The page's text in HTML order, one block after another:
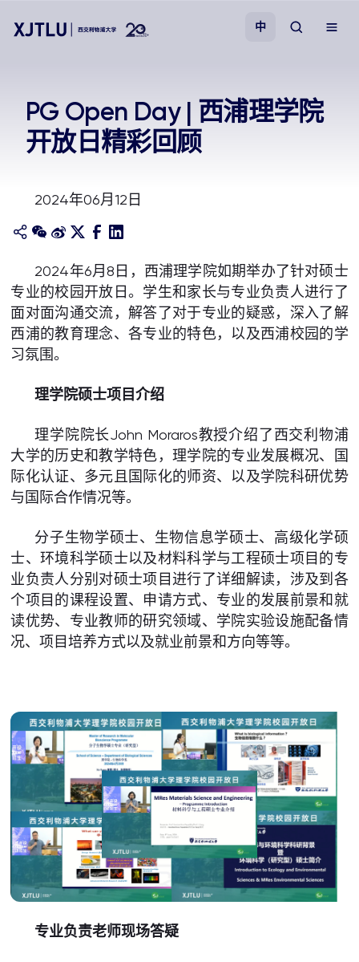
招生
学院
校园生活
关于我们
中
PG Open Day | 西浦理学院
开放日精彩回顾
2024年06月12日
2024年6月8日，西浦理学院如期举办了针对硕士
专业的校园开放日。学生和家长与专业负责人进行了
面对面沟通交流，解答了对于专业的疑惑，深入了解
西浦的教育理念、各专业的特色，以及西浦校园的学
习氛围。
理学院硕士项目介绍
理学院院长John Moraros教授介绍了西交利物浦
大学的历史和教学特色，理学院的专业发展概况、国
际化认证、多元且国际化的师资、以及学院科研优势
与国际合作情况等。
分子生物学硕士、生物信息学硕士、高级化学硕
士、环境科学硕士以及材料科学与工程硕士项目的专
业负责人分别对硕士项目进行了详细解读，涉及到各
个项目的课程设置、申请方式、专业的发展前景和就
读优势、专业教师的研究领域、学院实验设施配备情
况、项目培养方式以及就业前景和方向等等。
专业负责老师现场答疑